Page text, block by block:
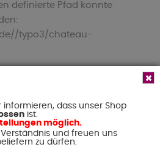
definierte Pfad konnte
typo3/chateau-
Ihre E-Mail-Adresse
Sie unseren
dass unser Shop
ist.
möglich.
und freuen uns
zu dürfen.